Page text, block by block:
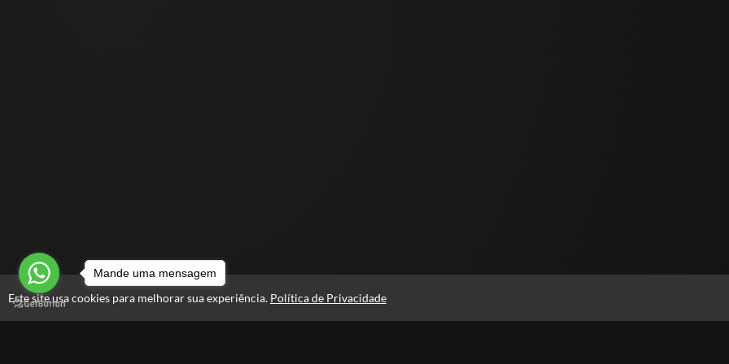
Este site usa cookies para melhorar sua experiência. Política de Privacidade
Mande uma mensagem